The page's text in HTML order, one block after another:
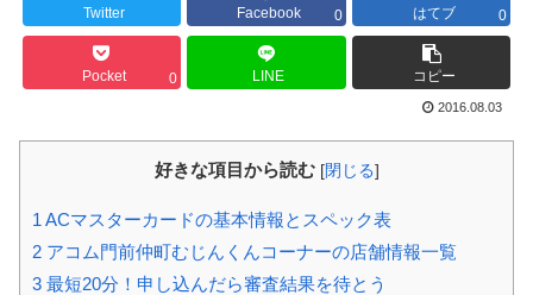
Twitter Facebook 0 はてブ 0
Pocket 0 LINE コピー
2016.08.03
好きな項目から読む [閉じる]
1 ACマスターカードの基本情報とスペック表
2 アコム門前仲町むじんくんコーナーの店舗情報一覧
3 最短20分！申し込んだら審査結果を待とう